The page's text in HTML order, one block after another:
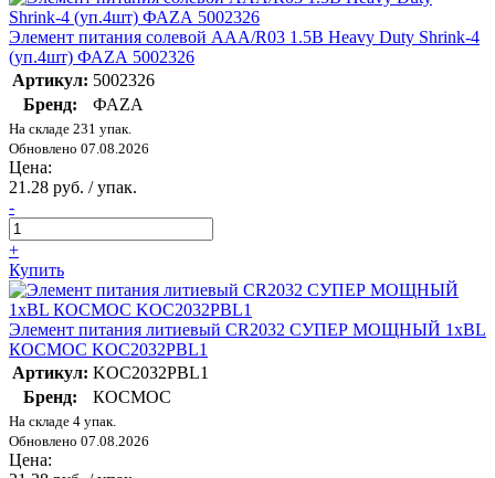
Элемент питания солевой AAA/R03 1.5В Heavy Duty Shrink-4
(уп.4шт) ФАZА 5002326
Артикул: 5002326
Бренд:
ФАZА
На складе 231 упак.
Обновлено 07.08.2026
Цена:
21.28 руб. / упак.
-
+
Купить
Элемент питания литиевый CR2032 СУПЕР МОЩНЫЙ 1хBL
КОСМОС KOC2032PBL1
Артикул: KOC2032PBL1
Бренд:
КОСМОС
На складе 4 упак.
Обновлено 07.08.2026
Цена: